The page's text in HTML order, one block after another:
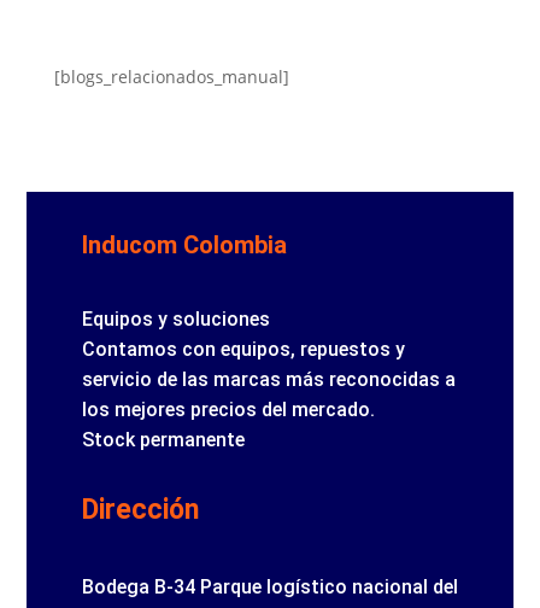
[blogs_relacionados_manual]
Inducom Colombia
Equipos y soluciones
Contamos con equipos, repuestos y
servicio de las marcas más reconocidas a
los mejores precios del mercado.
Stock permanente
Dirección
Bodega B-34 Parque logístico nacional del